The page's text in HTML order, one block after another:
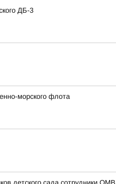
ДБ-3
морского флота